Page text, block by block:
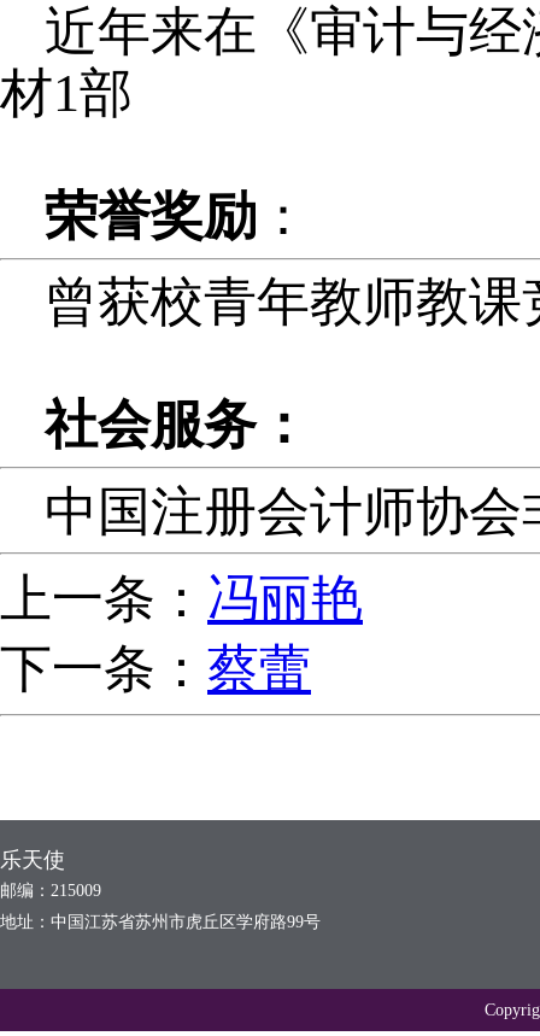
近年来在《审计与
材1部
荣誉奖励 ：
曾获校青年教师教
社会服务：
中国注册会计师协
上一条： 冯丽艳
下一条： 蔡蕾
乐天使
邮编：215009
地址：中国江苏省苏州市虎丘区学府路99号